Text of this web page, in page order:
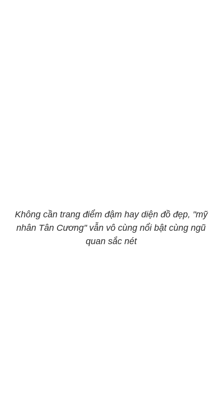
Không cần trang điểm đậm hay diện đồ đẹp, "mỹ
nhân Tân Cương" vẫn vô cùng nổi bật cùng ngũ
quan sắc nét